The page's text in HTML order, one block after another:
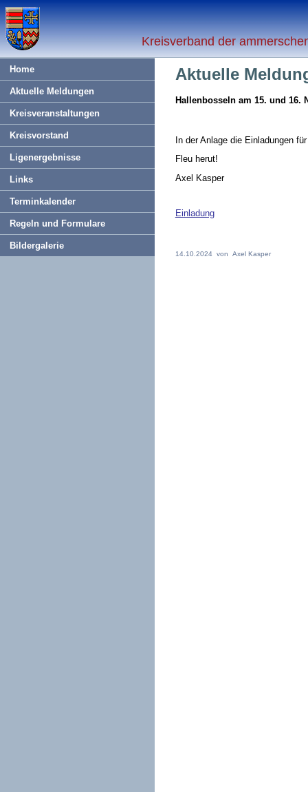
Kreisverband der
Aktuelle
Hallenbosseln am 15. und 16.
In der Anlage die Einladungen
Fleu herut!
Axel Kasper
Einladung
14.10.2024 von Axel Kasper
Home
Aktuelle Meldungen
Kreisveranstaltungen
Kreisvorstand
Ligenergebnisse
Links
Terminkalender
Regeln und Formulare
Bildergalerie